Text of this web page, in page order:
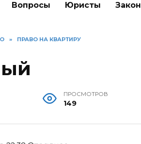
Вопросы Юристы
» ПРАВО НА КВАРТИРУ
ПРОСМОТРОВ
149